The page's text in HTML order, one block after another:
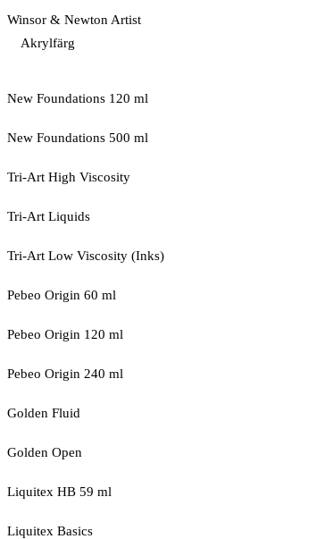
Winsor & Newton Artist
Akrylfärg
New Foundations 120 ml
New Foundations 500 ml
Tri-Art High Viscosity
Tri-Art Liquids
Tri-Art Low Viscosity (Inks)
Pebeo Origin 60 ml
Pebeo Origin 120 ml
Pebeo Origin 240 ml
Golden Fluid
Golden Open
Liquitex HB 59 ml
Liquitex Basics